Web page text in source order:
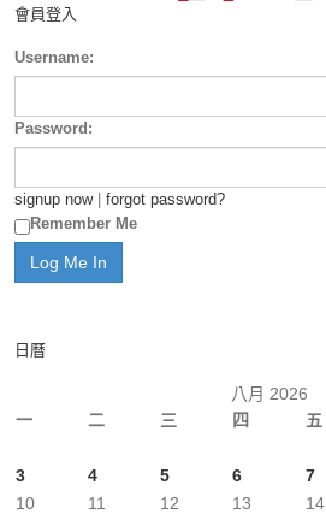
會員登入
Username:
Password:
signup now| forgot password?
Remember Me
日曆
八月 2026
一
二 三 四 五
3
4 5 6 7
10
11 12 13 14